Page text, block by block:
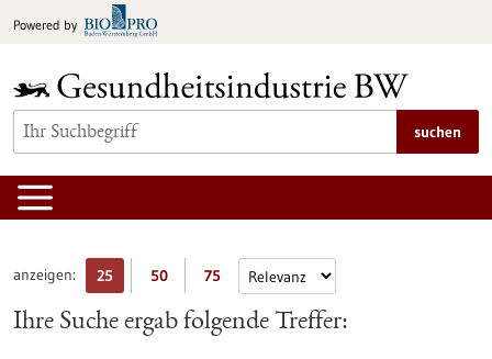
Inhalt
Powered by
suchen
anzeigen: 25 50 75
Ihre Suche ergab folgende Treffer: